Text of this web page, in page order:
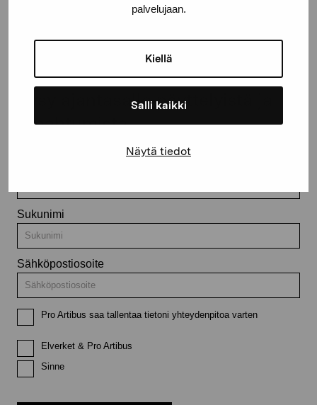
palvelujaan.
Kiellä
Salli kaikki
Näytä tiedot
Pysy ajantasalla näyttelyistä ja
tapahtumista
Sukunimi
Sähköpostiosoite
Pro Artibus saa tallentaa tietoni yhteydenpitoa varten
Elverket & Pro Artibus
Sinne